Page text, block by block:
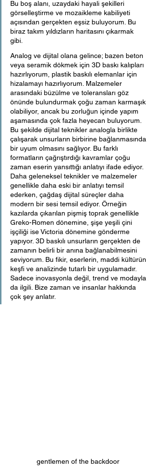
Bu boş alanı, uzaydaki hayali şekilleri
görselleştirme ve mozaikleme kabiliyeti
açısından gerçekten eşsiz buluyorum. Bu
biraz takım yıldızların haritasını çıkarmak
gibi.
Analog ve dijital olana gelince; bazen beton
veya seramik dökmek için 3D baskı kalıpları
hazırlıyorum, plastik baskılı elemanlar için
hizalamayı hazırlıyorum. Malzemeler
arasındaki büzülme ve toleransları göz
önünde bulundurmak çoğu zaman karmaşık
olabiliyor, ancak bu zorluğun içinde yapım
aşamasında çok fazla heyecan buluyorum.
Bu şekilde dijital teknikler analogla birlikte
çalışarak unsurların birbirine bağlanmasında
bir uyum olmasını sağlıyor. Bu farklı
formatların çağrıştırdığı kavramlar çoğu
zaman eserin yansıttığı anlatıyı ifade ediyor.
Daha geleneksel teknikler ve malzemeler
genellikle daha eski bir anlatıyı temsil
ederken, çağdaş dijital süreçler daha
modern bir sesi temsil ediyor. Örneğin
kazılarda çıkarılan pişmiş toprak genellikle
Greko-Romen dönemine, şişe yeşili çini
işçiliği ise Victoria dönemine gönderme
yapıyor. 3D baskılı unsurların gerçekten de
zamanın belirli bir anına bağlanabilmesini
seviyorum. Bu fikir, eserlerin, maddi kültürün
keşfi ve analizinde tutarlı bir uygulamadır.
Sadece inovasyonla değil, trend ve modayla
da ilgili. Bize zaman ve insanlar hakkında
çok şey anlatır.
gentlemen of the backdoor